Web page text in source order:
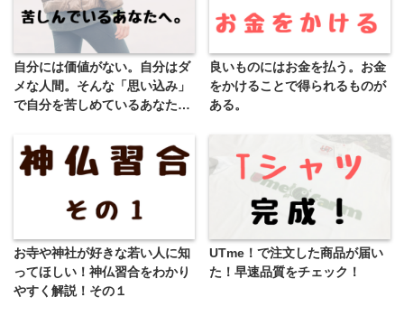
自分には価値がない。自分はダ
メな人間。そんな「思い込み」
で自分を苦しめているあなたへ
良いものにはお金を払う。お金
をかけることで得られるものが
ある。
お寺や神社が好きな若い人に知
ってほしい！神仏習合をわかり
やすく解説！その１
UTme！で注文した商品が届い
た！早速品質をチェック！